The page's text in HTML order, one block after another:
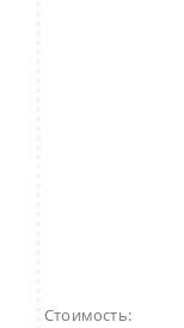
Стоимость: